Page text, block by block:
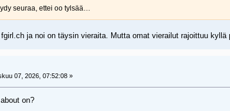
seuraa, ettei oo tylsää…
ja noi on täysin vieraita. Mutta omat vierailut rajoittuu
07, 2026, 07:52:08 »
on?